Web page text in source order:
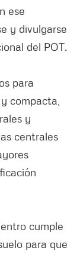
ese
y divulgarse
del POT.
para
compacta,
y
centrales
cumple
para que